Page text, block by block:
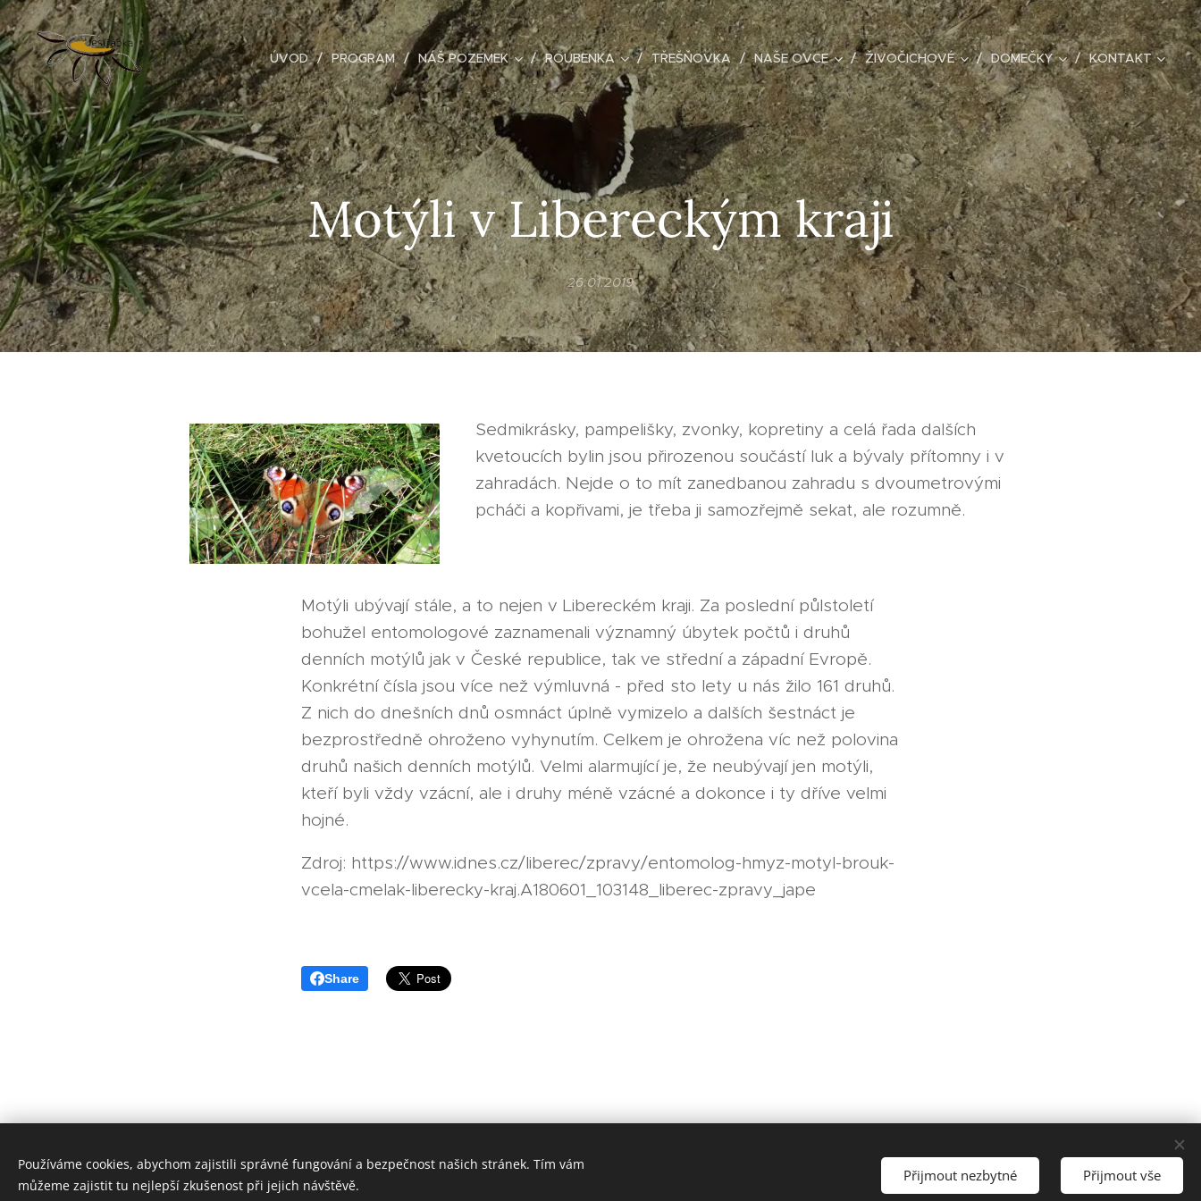
ÚVOD PROGRAM NÁŠ POZEMEK ROUBENKA TŘEŠŇOVKA NAŠE OVCE ŽIVOČICHOVÉ DOMEČKY KONTAKT
Motýli v Libereckým kraji
26.01.2019
Sedmikrásky, pampelišky, zvonky, kopretiny a celá řada dalších
kvetoucích bylin jsou přirozenou součástí luk a bývaly přítomny i v
zahradách. Nejde o to mít zanedbanou zahradu s dvoumetrovými
pcháči a kopřivami, je třeba ji samozřejmě sekat, ale rozumně.
Motýli ubývají stále, a to nejen v Libereckém kraji. Za poslední půlstoletí
bohužel entomologové zaznamenali významný úbytek počtů i druhů
denních motýlů jak v České republice, tak ve střední a západní Evropě.
Konkrétní čísla jsou více než výmluvná - před sto lety u nás žilo 161 druhů.
Z nich do dnešních dnů osmnáct úplně vymizelo a dalších šestnáct je
bezprostředně ohroženo vyhynutím. Celkem je ohrožena víc než polovina
druhů našich denních motýlů. Velmi alarmující je, že neubývají jen motýli,
kteří byli vždy vzácní, ale i druhy méně vzácné a dokonce i ty dříve velmi
hojné.
Zdroj: https://www.idnes.cz/liberec/zpravy/entomolog-hmyz-motyl-brouk-
vcela-cmelak-liberecky-kraj.A180601_103148_liberec-zpravy_jape
Share
Vytvořeno Michalelou Niedobovou. Všechna práva vyhrazena.
Používáme cookies, abychom zajistili správné fungování a bezpečnost našich stránek. Tím vám
můžeme zajistit tu nejlepší zkušenost při jejich návštěvě.
Přijmout nezbytné Přijmout vše